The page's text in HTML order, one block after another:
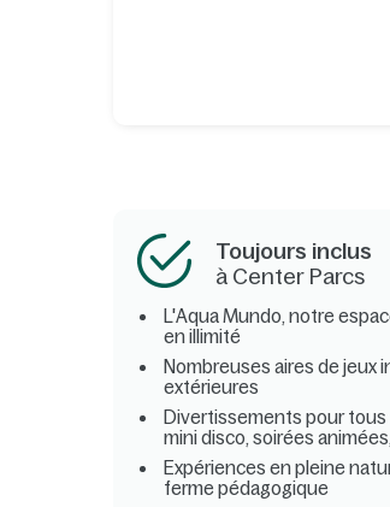
Toujours inclus
à Center Parcs
L'Aqua Mundo, notre
en illimité
Nombreuses aires de jeux
extérieures
Divertissements pour tous
mini disco, soirées
Expériences en pleine
ferme pédagogique